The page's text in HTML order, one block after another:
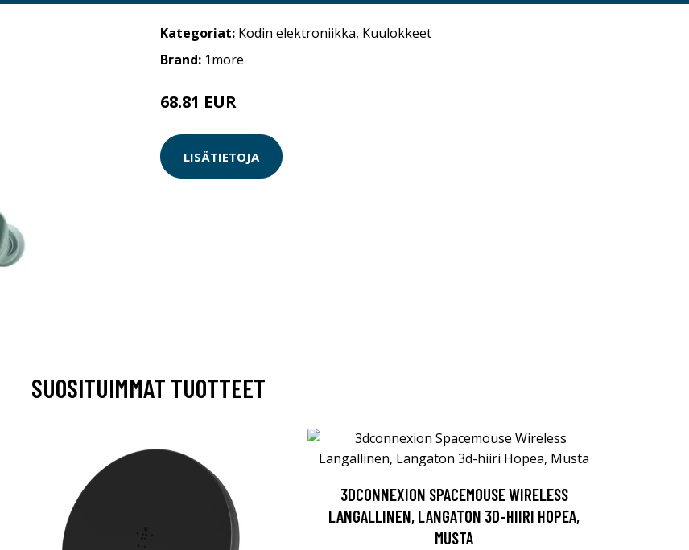
Kategoriat: Kodin elektroniikka, Kuulokkeet
Brand: 1more
68.81 EUR
LISÄTIETOJA
SUOSITUIMMAT TUOTTEET
3DCONNEXION SPACEMOUSE WIRELESS
LANGALLINEN, LANGATON 3D-HIIRI HOPEA,
MUSTA